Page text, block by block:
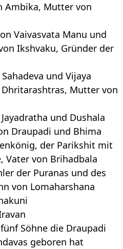
Ambika, Mutter von
Vaivasvata Manu und
Ikshvaku, Gründer der
und Vijaya
Mutter von
und Dushala
Draupadi und Bhima
der Parikshit mit
Vater von Brihadbala
der Puranas und des
von Lomaharshana
Söhne die Draupadi
geboren hat